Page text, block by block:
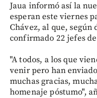
Jaua informó así la
esperan este viernes
Chávez, al que,
confirmado 22 jefes
"A todos, a los que
venir pero han
muchas gracias,
homenaje póstumo",